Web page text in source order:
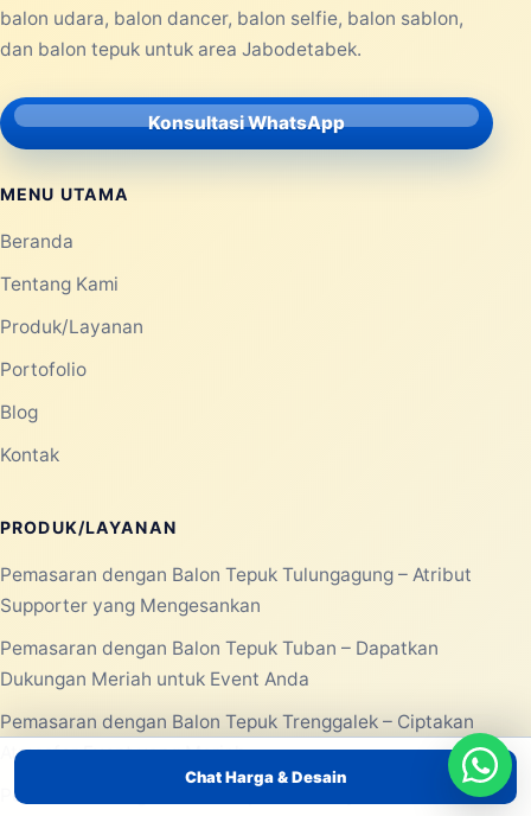
Chat Harga & Desain
balon udara, balon dancer, balon selfie, balon sablon,
dan balon tepuk untuk area Jabodetabek.
Konsultasi WhatsApp
MENU UTAMA
Beranda
Tentang Kami
Produk/Layanan
Portofolio
Blog
Kontak
PRODUK/LAYANAN
Pemasaran dengan Balon Tepuk Tulungagung – Atribut
Supporter yang Mengesankan
Pemasaran dengan Balon Tepuk Tuban – Dapatkan
Dukungan Meriah untuk Event Anda
Pemasaran dengan Balon Tepuk Trenggalek – Ciptakan
Atmosfer Event yang Meriah
Pemasaran Dengan Balon Tepuk Surabaya – Atribut